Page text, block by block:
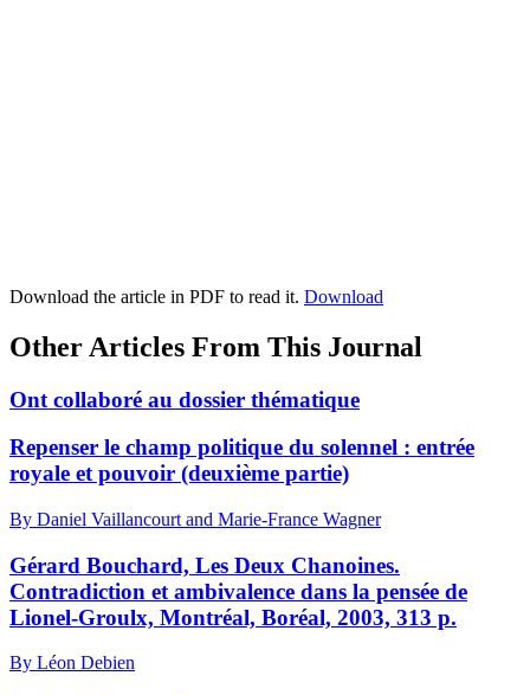
Download the article in PDF to read it. Download
Other Articles From This Journal
Ont collaboré au dossier thématique
Repenser le champ politique du solennel : entrée
royale et pouvoir (deuxième partie)
By Daniel Vaillancourt and Marie-France Wagner
Gérard Bouchard, Les Deux Chanoines.
Contradiction et ambivalence dans la pensée de
Lionel-Groulx, Montréal, Boréal, 2003, 313 p.
By Léon Debien